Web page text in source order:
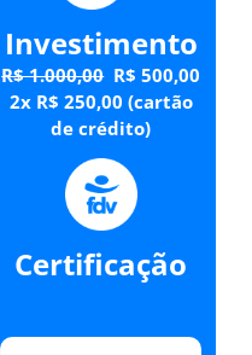
Investimento
R$ 1.000,00 R$ 500,00
2x R$ 250,00 (cartão
de crédito)
Certificação